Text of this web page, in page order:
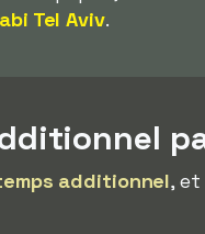
Tel Aviv.
additionnel,